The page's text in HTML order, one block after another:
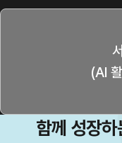
(AI
함께 성장